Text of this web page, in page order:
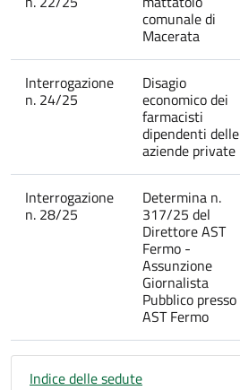
comunale di
Macerata
Interrogazione
n. 24/25
Disagio
economico dei
farmacisti
dipendenti delle
aziende private
Interrogazione
n. 28/25
Determina n.
317/25 del
Direttore AST
Fermo -
Assunzione
Giornalista
Pubblico presso
AST Fermo
Indice delle sedute